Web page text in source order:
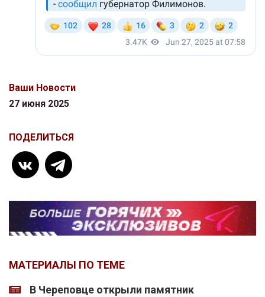
Ваши Новости
27 июня 2025
ПОДЕЛИТЬСЯ
МАТЕРИАЛЫ ПО ТЕМЕ
В Череповце открыли памятник